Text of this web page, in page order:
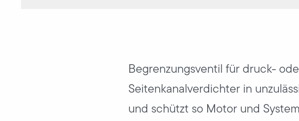
Begrenzungsventil für druck-
Seitenkanalverdichter in
und schützt so Motor und